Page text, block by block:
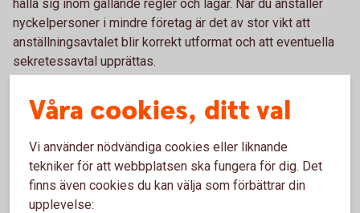
hålla sig inom gällande regler och lagar. När du anställer
nyckelpersoner i mindre företag är det av stor vikt att
anställningsavtalet blir korrekt utformat och att eventuella
sekretessavtal upprättas.
Vd-avtal – klargör vd:ns roll
Vd-rollen omfattas normalt inte av vare sig LAS eller
kollektivavtal och det är därför upp till parterna att avtala om
villkoren. Klargör vd:ns skyldigheter gentemot bolagets
Våra cookies, ditt val
Vi använder nödvändiga cookies eller liknande
tekniker för att webbplatsen ska fungera för dig. Det
finns även cookies du kan välja som förbättrar din
upplevelse: